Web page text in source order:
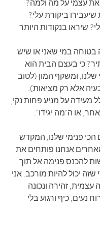
את עצמי על מה ולמה?
ביקורת עלי?
שיראו בנקודות היותר
בטוחה במי שאני או שיש
כי בעצם הבית הוא
שלנו, ומשקף המון (לטוב
אלא רק מציאות).
מעידה על מניע פחות נקי,
או ה"מה יגידו".
פנימי שלנו, המקדש
אנחנו פותחים את
להכנס פנימה אל תוך
שזה יכול להיות מורכב. אני
זהירה ונכונה
נעים, כיף ורגוע בלי